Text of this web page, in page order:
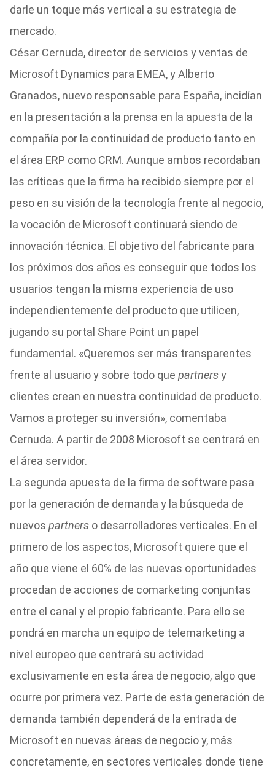
darle un toque más vertical a su estrategia de
mercado.
César Cernuda, director de servicios y ventas de
Microsoft Dynamics para EMEA, y Alberto
Granados, nuevo responsable para España, incidían
en la presentación a la prensa en la apuesta de la
compañía por la continuidad de producto tanto en
el área ERP como CRM. Aunque ambos recordaban
las críticas que la firma ha recibido siempre por el
peso en su visión de la tecnología frente al negocio,
la vocación de Microsoft continuará siendo de
innovación técnica. El objetivo del fabricante para
los próximos dos años es conseguir que todos los
usuarios tengan la misma experiencia de uso
independientemente del producto que utilicen,
jugando su portal Share Point un papel
fundamental. «Queremos ser más transparentes
frente al usuario y sobre todo que partnersy
clientes crean en nuestra continuidad de producto.
Vamos a proteger su inversión», comentaba
Cernuda. A partir de 2008 Microsoft se centrará en
el área servidor.
La segunda apuesta de la firma de software pasa
por la generación de demanda y la búsqueda de
nuevos partnerso desarrolladores verticales. En el
primero de los aspectos, Microsoft quiere que el
año que viene el 60% de las nuevas oportunidades
procedan de acciones de comarketing conjuntas
entre el canal y el propio fabricante. Para ello se
pondrá en marcha un equipo de telemarketing a
nivel europeo que centrará su actividad
exclusivamente en esta área de negocio, algo que
ocurre por primera vez. Parte de esta generación de
demanda también dependerá de la entrada de
Microsoft en nuevas áreas de negocio y, más
concretamente, en sectores verticales donde tiene